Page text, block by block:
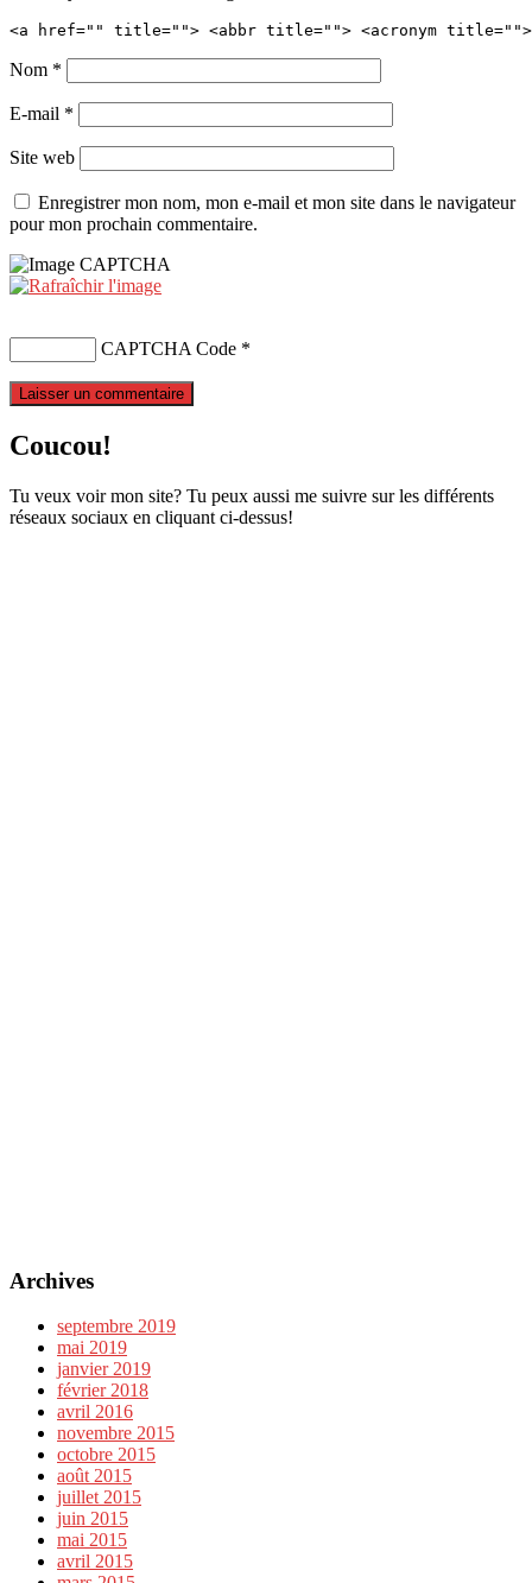
<a href="" title=""> <abbr title=""> <acronym title="">
Nom *
E-mail *
Site web
Enregistrer mon nom, mon e-mail et mon site dans le navigateur
pour mon prochain commentaire.
CAPTCHA Code *
Coucou!
Tu veux voir mon site? Tu peux aussi me suivre sur les différents
réseaux sociaux en cliquant ci-dessus!
Archives
septembre 2019
mai 2019
janvier 2019
février 2018
avril 2016
novembre 2015
octobre 2015
août 2015
juillet 2015
juin 2015
mai 2015
avril 2015